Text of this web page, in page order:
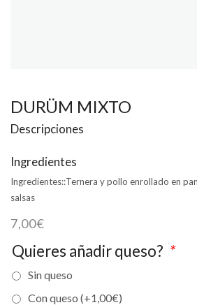
DURÜM MIXTO
Descripciones
Ingredientes
Ingredientes::Ternera y pollo enrollado en
salsas
7,00€
Quieres añadir queso? *
Sin queso
Con queso (+1,00€)